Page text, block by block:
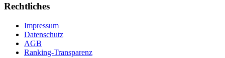
Rechtliches
Impressum
Datenschutz
AGB
Ranking-Transparenz